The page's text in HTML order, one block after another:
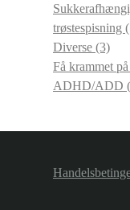
trøstespisning
Diverse (3)
Få krammet
ADHD/ADD